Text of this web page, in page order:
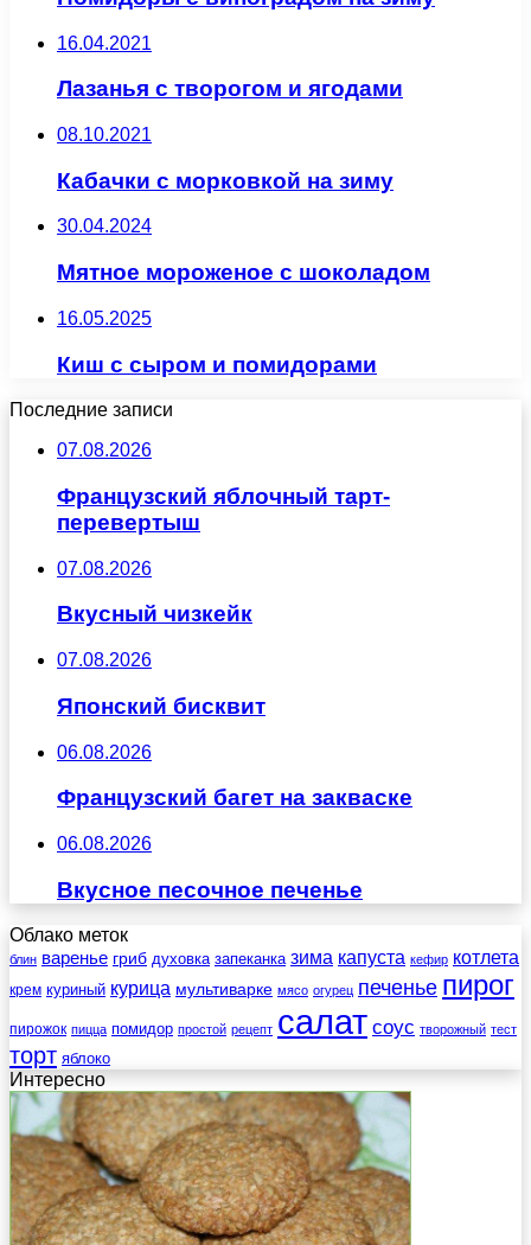
16.04.2021
Лазанья с творогом и ягодами
08.10.2021
Кабачки с морковкой на зиму
30.04.2024
Мятное мороженое с шоколадом
16.05.2025
Киш с сыром и помидорами
Последние записи
07.08.2026
Французский яблочный тарт-
перевертыш
07.08.2026
Вкусный чизкейк
07.08.2026
Японский бисквит
06.08.2026
Французский багет на закваске
06.08.2026
Вкусное песочное печенье
Облако меток
блин варенье гриб духовка запеканка зима капуста кефир котлета
крем куриный курица мультиварке мясо огурец печенье пирог
пирожок пицца помидор простой рецепт салат соус творожный тест
торт яблоко
Интересно